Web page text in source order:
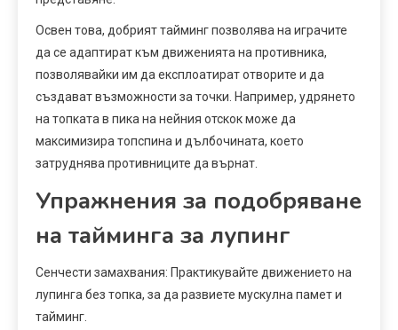
Освен това, добрият тайминг позволява на играчите
да се адаптират към движенията на противника,
позволявайки им да експлоатират отворите и да
създават възможности за точки. Например, удрянето
на топката в пика на нейния отскок може да
максимизира топспина и дълбочината, което
затруднява противниците да върнат.
Упражнения за подобряване
на тайминга за лупинг
Сенчести замахвания: Практикувайте движението на
лупинга без топка, за да развиете мускулна памет и
тайминг.